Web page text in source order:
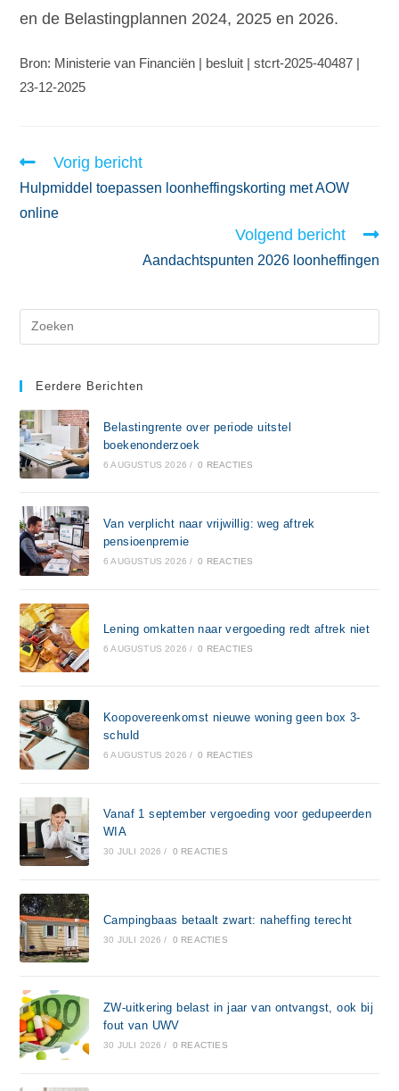
en de Belastingplannen 2024, 2025 en 2026.
Bron: Ministerie van Financiën | besluit | stcrt-2025-40487 |
23-12-2025
Vorig bericht
Hulpmiddel toepassen loonheffingskorting met AOW
online
Volgend bericht
Aandachtspunten 2026 loonheffingen
Eerdere Berichten
Belastingrente over periode uitstel
boekenonderzoek
6 AUGUSTUS 2026 / 0 REACTIES
Van verplicht naar vrijwillig: weg aftrek
pensioenpremie
6 AUGUSTUS 2026 / 0 REACTIES
Lening omkatten naar vergoeding redt aftrek niet
6 AUGUSTUS 2026 / 0 REACTIES
Koopovereenkomst nieuwe woning geen box 3-
schuld
6 AUGUSTUS 2026 / 0 REACTIES
Vanaf 1 september vergoeding voor gedupeerden
WIA
30 JULI 2026 / 0 REACTIES
Campingbaas betaalt zwart: naheffing terecht
30 JULI 2026 / 0 REACTIES
ZW-uitkering belast in jaar van ontvangst, ook bij
fout van UWV
30 JULI 2026 / 0 REACTIES